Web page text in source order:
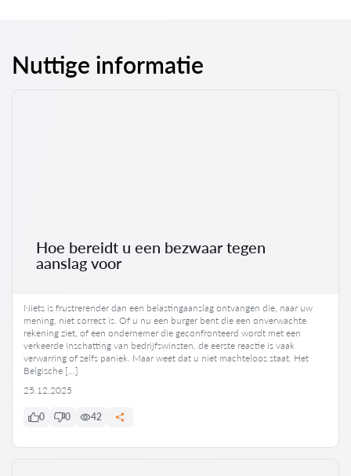
Nuttige informatie
Hoe bereidt u een bezwaar tegen
aanslag voor
Niets is frustrerender dan een belastingaanslag ontvangen die, naar uw
mening, niet correct is. Of u nu een burger bent die een onverwachte
rekening ziet, of een ondernemer die geconfronteerd wordt met een
verkeerde inschatting van bedrijfswinsten, de eerste reactie is vaak
verwarring of zelfs paniek. Maar weet dat u niet machteloos staat. Het
Belgische […]
25.12.2025
0 0 42